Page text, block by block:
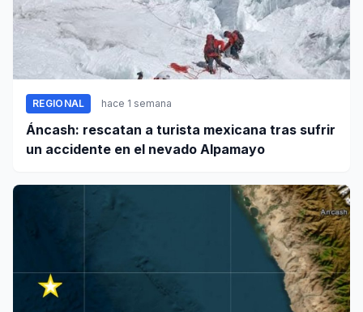
REGIONAL hace 1 semana
Áncash: rescatan a turista mexicana tras sufrir
un accidente en el nevado Alpamayo